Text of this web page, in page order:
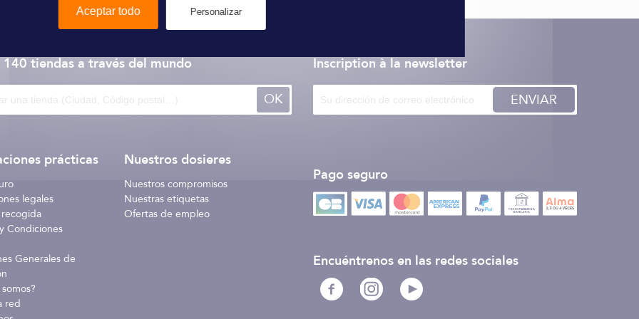
Jobe
140 tiendasa través del mundo
OK
prácticas
legales
Condiciones
Generales de
red
Nuestros dosieres
Nuestros compromisos
Nuestras etiquetas
Ofertas de empleo
Inscription à la newsletter
ENVIAR
Pago seguro
Encuéntrenos en las redes sociales
Aceptar todo Personalizar